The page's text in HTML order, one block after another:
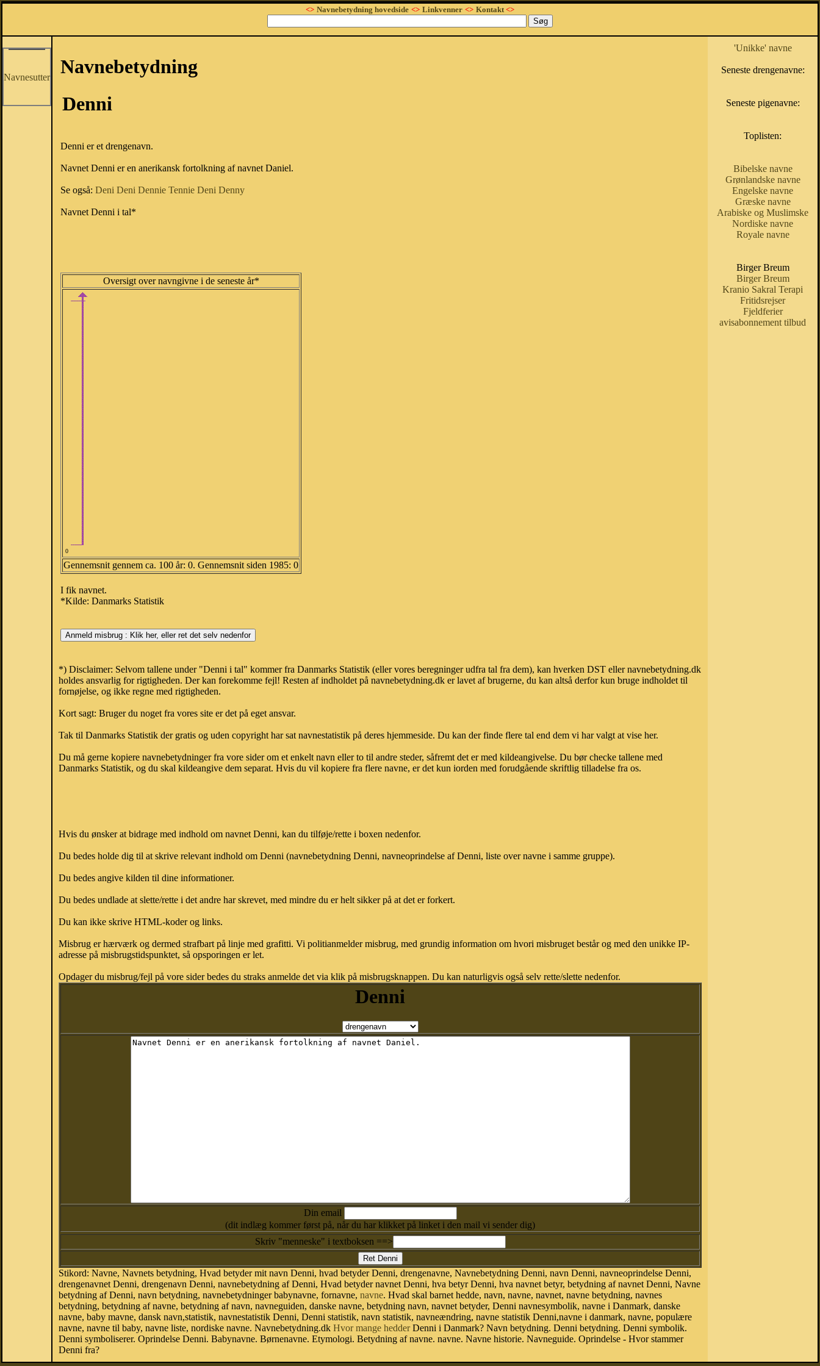
<> Navnebetydning hovedside <> Linkvenner <> Kontakt<>
Navnesutter
Navnebetydning
Denni
Denni er et drengenavn.
Navnet Denni er en anerikansk fortolkning af navnet Daniel.
Se også: Deni Deni Dennie Tennie Deni Denny
Navnet Denni i tal*
Oversigt over navngivne i de seneste år*
0
Gennemsnit gennem ca. 100 år: 0. Gennemsnit siden 1985: 0
I fik navnet.
*Kilde: Danmarks Statistik
*) Disclaimer: Selvom tallene under "Denni i tal" kommer fra Danmarks Statistik (eller vores beregninger udfra tal fra dem), kan hverken DST eller navnebetydning.dk
holdes ansvarlig for rigtigheden. Der kan forekomme fejl! Resten af indholdet på navnebetydning.dk er lavet af brugerne, du kan altså derfor kun bruge indholdet til
fornøjelse, og ikke regne med rigtigheden.
Kort sagt: Bruger du noget fra vores site er det på eget ansvar.
Tak til Danmarks Statistik der gratis og uden copyright har sat navnestatistik på deres hjemmeside. Du kan der finde flere tal end dem vi har valgt at vise her.
Du må gerne kopiere navnebetydninger fra vore sider om et enkelt navn eller to til andre steder, såfremt det er med kildeangivelse. Du bør checke tallene med
Danmarks Statistik, og du skal kildeangive dem separat. Hvis du vil kopiere fra flere navne, er det kun iorden med forudgående skriftlig tilladelse fra os.
Hvis du ønsker at bidrage med indhold om navnet Denni, kan du tilføje/rette i boxen nedenfor.
Du bedes holde dig til at skrive relevant indhold om Denni (navnebetydning Denni, navneoprindelse af Denni, liste over navne i samme gruppe).
Du bedes angive kilden til dine informationer.
Du bedes undlade at slette/rette i det andre har skrevet, med mindre du er helt sikker på at det er forkert.
Du kan ikke skrive HTML-koder og links.
Misbrug er hærværk og dermed strafbart på linje med grafitti. Vi politianmelder misbrug, med grundig information om hvori misbruget består og med den unikke IP-
adresse på misbrugstidspunktet, så opsporingen er let.
Opdager du misbrug/fejl på vore sider bedes du straks anmelde det via klik på misbrugsknappen. Du kan naturligvis også selv rette/slette nedenfor.
Denni
Din email
(dit indlæg kommer først på, når du har klikket på linket i den mail vi sender dig)
Skriv "menneske" i textboksen ==>
Stikord: Navne, Navnets betydning, Hvad betyder mit navn Denni, hvad betyder Denni, drengenavne, Navnebetydning Denni, navn Denni, navneoprindelse Denni,
drengenavnet Denni, drengenavn Denni, navnebetydning af Denni, Hvad betyder navnet Denni, hva betyr Denni, hva navnet betyr, betydning af navnet Denni, Navne
betydning af Denni, navn betydning, navnebetydninger babynavne, fornavne, navne. Hvad skal barnet hedde, navn, navne, navnet, navne betydning, navnes
betydning, betydning af navne, betydning af navn, navneguiden, danske navne, betydning navn, navnet betyder, Denni navnesymbolik, navne i Danmark, danske
navne, baby mavne, dansk navn,statistik, navnestatistik Denni, Denni statistik, navn statistik, navneændring, navne statistik Denni,navne i danmark, navne, populære
navne, navne til baby, navne liste, nordiske navne. Navnebetydning.dk Hvor mange hedderDenni i Danmark? Navn betydning. Denni betydning. Denni symbolik.
Denni symboliserer. Oprindelse Denni. Babynavne. Børnenavne. Etymologi. Betydning af navne. navne. Navne historie. Navneguide. Oprindelse - Hvor stammer
Denni fra?
'Unikke' navne
Seneste drengenavne:
Seneste pigenavne:
Toplisten:
Bibelske navne
Grønlandske navne
Engelske navne
Græske navne
Arabiske og Muslimske
Nordiske navne
Royale navne
Birger Breum
Birger Breum
Kranio Sakral Terapi
Fritidsrejser
Fjeldferier
avisabonnement tilbud